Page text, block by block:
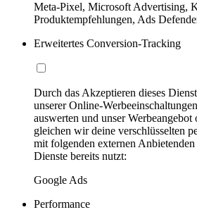
Meta-Pixel, Microsoft Advertising,
Produktempfehlungen, Ads
Erweitertes Conversion-Tracking
Durch das Akzeptieren dieses
unserer Online-
auswerten und unser
gleichen wir deine verschlüsselten
mit folgenden externen
Dienste bereits nutzt:
Google Ads
Performance